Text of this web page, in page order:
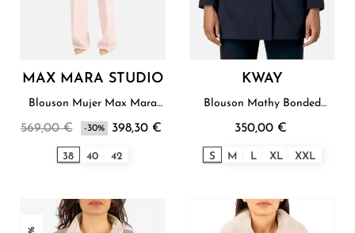
MAX MARA STUDIO
Blouson Mujer Max Mara
569,00 € -30% 398,30 €
38 40 42
KWAY
Blouson Mathy Bonded
350,00 €
S M L XL XXL